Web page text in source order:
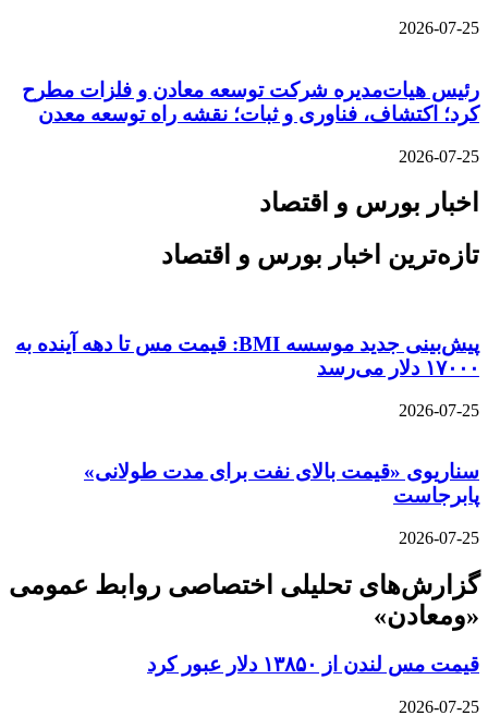
2026-07-25
رئیس هیات‌مدیره شرکت توسعه معادن و فلزات مطرح
کرد؛ اکتشاف، فناوری و ثبات؛ نقشه راه توسعه معدن
2026-07-25
اخبار بورس و اقتصاد
تازه‌ترین اخبار بورس و اقتصاد
پیش‌بینی جدید موسسه BMI: قیمت مس تا دهه آینده به
۱۷۰۰۰ دلار می‌رسد
2026-07-25
سناریوی «قیمت بالای نفت برای مدت طولانی»
پابرجاست
2026-07-25
گزارش‌های تحلیلی اختصاصی روابط عمومی
«ومعادن»
قیمت مس لندن از ۱۳۸۵۰ دلار عبور کرد
2026-07-25